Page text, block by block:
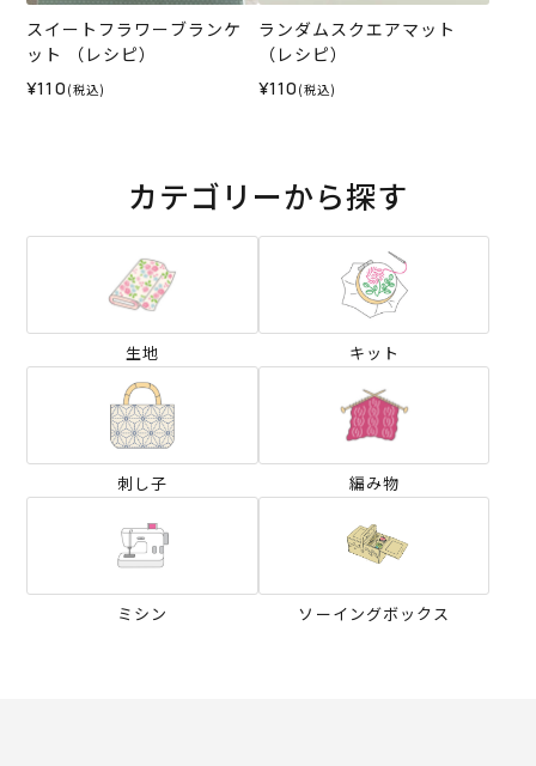
スイートフラワーブランケ
ット （レシピ）
¥110 (税込)
ランダムスクエアマット
（レシピ）
¥110 (税込)
カテゴリーから探す
生地 キット
刺し子 編み物
ミシン ソーイングボックス